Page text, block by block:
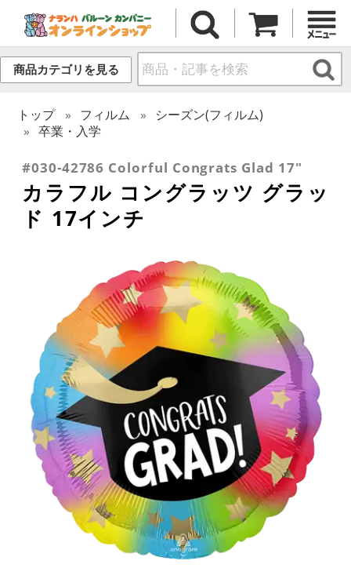
商品カテゴリを見る
トップ フィルム
シーズン(フィルム)
卒業・入学
#030-42786 Colorful Congrats Glad 17"
カラフル コングラッツ グラッ
ド 17インチ